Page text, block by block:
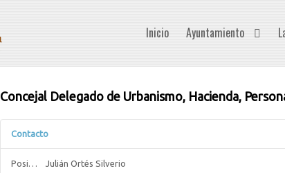
Inicio Ayuntamiento
Concejal Delegado de Urbanismo, Hacienda,
Contacto
Posición:
Julián Ortés Silverio